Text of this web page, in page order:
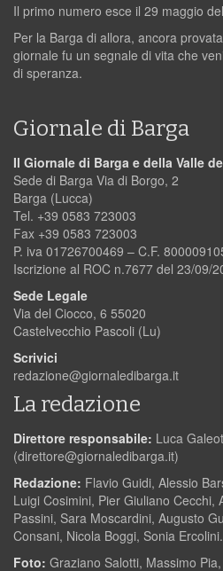
Il primo numero esce il 29 maggio
Per la Barga di allora, ancora
giornale fu un segnale di vita che
di speranza.
Giornale di Barga
Il Giornale di Barga e della Valle
Sede di Barga Via di Borgo, 2
Barga (Lucca)
Tel. +39 0583 723003
Fax +39 0583 723003
P. iva 01726700469 – C.F.
Iscrizione al ROC n.7677 del 23/09/
Sede Legale
Via del Ciocco, 6 55020
Castelvecchio Pascoli (Lu)
Scrivici
redazione@giornaledibarga.it
La redazione
Direttore responsabile: Luca
(direttore@giornaledibarga.it)
Redazione: Flavio Guidi, Alessio
Luigi Cosimini, Pier Giuliano Cecchi,
Passini, Sara Moscardini, Augusto
Consani, Nicola Boggi, Sonia Ercolini.
Foto: Graziano Salotti, Massimo